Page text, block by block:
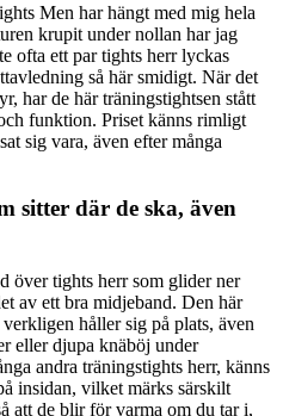
Men har hängt med mig hela
krupit under nollan har jag
ofta ett par tights herr lyckas
så här smidigt. När det
har de här träningstightsen stått
funktion. Priset känns rimligt
sig vara, även efter många
sitter där de ska, även
över tights herr som glider ner
av ett bra midjeband. Den här
håller sig på plats, även
eller djupa knäböj under
andra träningstights herr, känns
insidan, vilket märks särskilt
att de blir för varma om du tar i,